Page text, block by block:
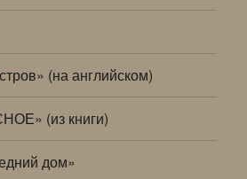
(на английском)
(из книги)
дом»